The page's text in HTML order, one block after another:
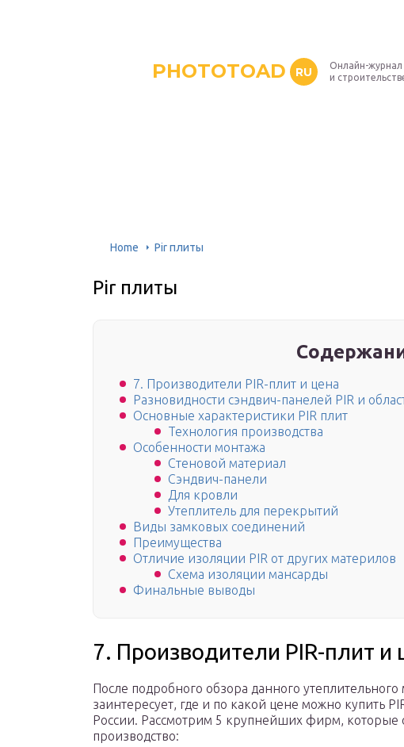
PHOTOTOAD RU
Онлайн-
и
Home Pir плиты
Pir плиты
7. Производители PIR-плит и цена
Разновидности сэндвич-панелей PIR и
Основные характеристики PIR плит
Технология производства
Особенности монтажа
Стеновой материал
Сэндвич-панели
Для кровли
Утеплитель для перекрытий
Виды замковых соединений
Преимущества
Отличие изоляции PIR от других материлов
Схема изоляции мансарды
Финальные выводы
7. Производители PIR-плит и
После подробного обзора данного
заинтересует, где и по какой цене можно купить
России. Рассмотрим 5 крупнейших фирм,
производство: